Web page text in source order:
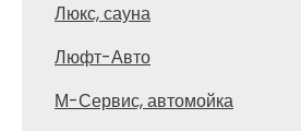
Люкс, сауна
Люфт-Авто
М-Сервис, автомойка